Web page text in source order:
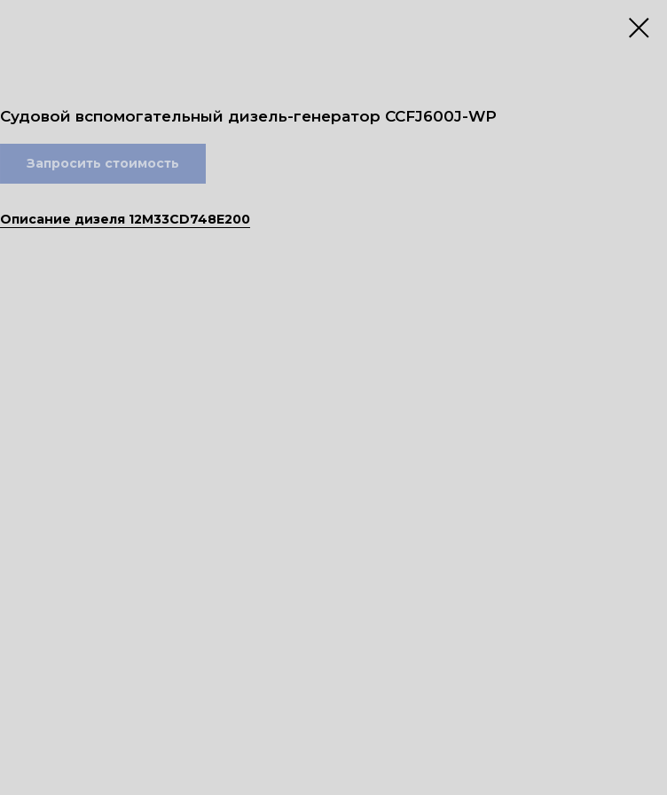
Судовой вспомогательный дизель-генератор CCFJ600J-WP
Запросить стоимость
Описание дизеля 12M33CD748E200